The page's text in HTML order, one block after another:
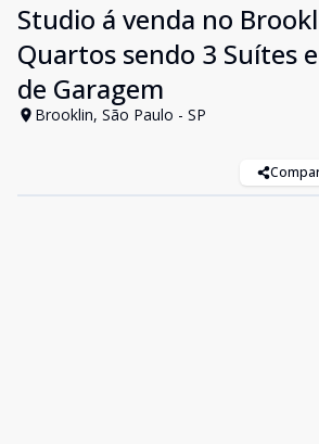
Studio á venda no
Quartos sendo 3 Suítes
de Garagem
Brooklin, São Paulo - SP